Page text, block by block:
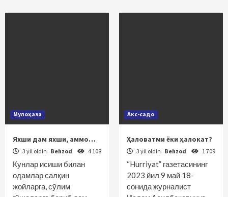
Мулоҳаза
Яхши дам яхши, аммо…
3 yil oldin Behzod 4 108
Кунлар исиши билан
одамлар салқин
жойларга, сўлим
Акс-садо
Ҳаловатми ёки ҳалокат?
3 yil oldin Behzod 1 709
“Hurriyat” газетасининг
2023 йил 9 май 18-
сонида журналист